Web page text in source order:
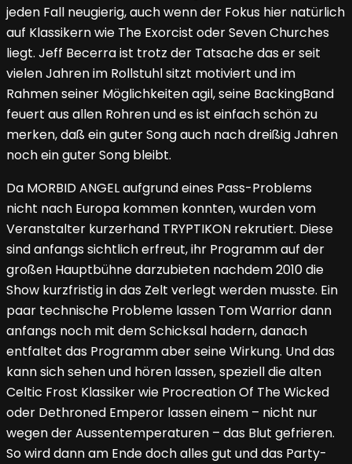
jeden Fall neugierig, auch wenn der Fokus hier natürlich
auf Klassikern wie The Exorcist oder Seven Churches
liegt. Jeff Becerra ist trotz der Tatsache das er seit
vielen Jahren im Rollstuhl sitzt motiviert und im
Rahmen seiner Möglichkeiten agil, seine BackingBand
feuert aus allen Rohren und es ist einfach schön zu
merken, daß ein guter Song auch nach dreißig Jahren
noch ein guter Song bleibt.
Da MORBID ANGEL aufgrund eines Pass-Problems
nicht nach Europa kommen konnten, wurden vom
Veranstalter kurzerhand TRYPTIKON rekrutiert. Diese
sind anfangs sichtlich erfreut, ihr Programm auf der
großen Hauptbühne darzubieten nachdem 2010 die
Show kurzfristig in das Zelt verlegt werden musste. Ein
paar technische Probleme lassen Tom Warrior dann
anfangs noch mit dem Schicksal hadern, danach
entfaltet das Programm aber seine Wirkung. Und das
kann sich sehen und hören lassen, speziell die alten
Celtic Frost Klassiker wie Procreation Of The Wicked
oder Dethroned Emperor lassen einem – nicht nur
wegen der Aussentemperaturen – das Blut gefrieren.
So wird dann am Ende doch alles gut und das Party-